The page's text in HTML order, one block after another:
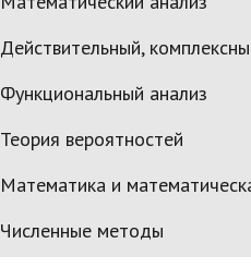
Действительный,
Функциональный анализ
Теория вероятностей
Математика и
Численные методы